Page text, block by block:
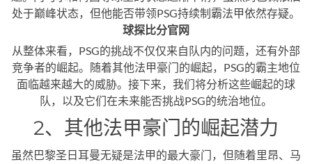
处于巅峰状态，但他能否带领PSG持续制霸法甲依然存疑。
球探比分官网
从整体来看，PSG的挑战不仅仅来自队内的问题，还有外部
竞争者的崛起。随着其他法甲豪门的崛起，PSG的霸主地位
面临越来越大的威胁。接下来，我们将分析这些崛起的球
队，以及它们在未来能否挑战PSG的统治地位。
2、其他法甲豪门的崛起潜力
虽然巴黎圣日耳曼无疑是法甲的最大豪门，但随着里昂、马